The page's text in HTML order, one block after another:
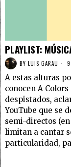
PLAYLIST:
BY LUIS GARAU
A estas alturas
conocen A
despistados,
YouTube que se
semi-directos
limitan a cantar
particularidad,